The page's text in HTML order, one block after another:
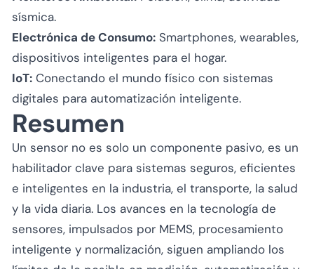
sísmica.
Electrónica de Consumo: Smartphones, wearables,
dispositivos inteligentes para el hogar.
IoT: Conectando el mundo físico con sistemas
digitales para automatización inteligente.
Resumen
Un sensor no es solo un componente pasivo, es un
habilitador clave para sistemas seguros, eficientes
e inteligentes en la industria, el transporte, la salud
y la vida diaria. Los avances en la tecnología de
sensores, impulsados por MEMS, procesamiento
inteligente y normalización, siguen ampliando los